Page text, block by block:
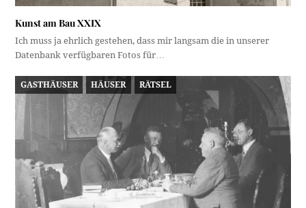
Kunst am Bau XXIX
Ich muss ja ehrlich gestehen, dass mir langsam die in unserer
Datenbank verfügbaren Fotos für…
GASTHÄUSER HÄUSER RÄTSEL